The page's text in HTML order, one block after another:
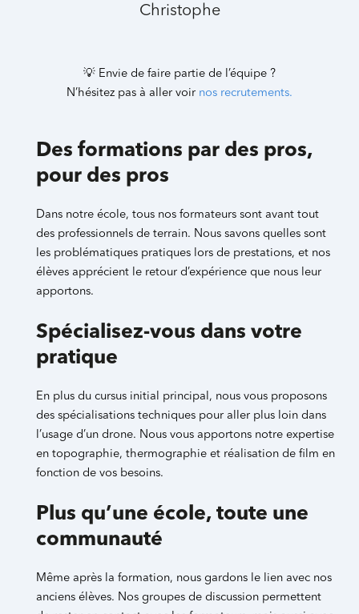
Christophe
💡 Envie de faire partie de l’équipe ?
N’hésitez pas à aller voir nos recrutements.
Des formations par des pros,
pour des pros
Dans notre école, tous nos formateurs sont avant tout
des professionnels de terrain. Nous savons quelles sont
les problématiques pratiques lors de prestations, et nos
élèves apprécient le retour d’expérience que nous leur
apportons.
Spécialisez-vous dans votre
pratique
En plus du cursus initial principal, nous vous proposons
des spécialisations techniques pour aller plus loin dans
l’usage d’un drone. Nous vous apportons notre expertise
en topographie, thermographie et réalisation de film en
fonction de vos besoins.
Plus qu’une école, toute une
communauté
Même après la formation, nous gardons le lien avec nos
anciens élèves. Nos groupes de discussion permettent